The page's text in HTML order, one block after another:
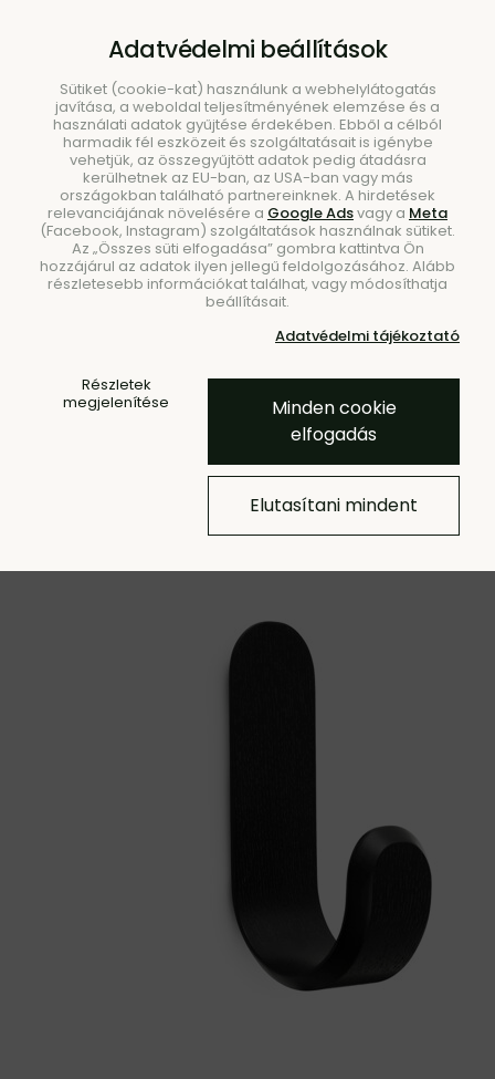
Keresés
Curve akasztó – fekete
Adatvédelmi beállítások
Sütiket (cookie-kat) használunk a webhelylátogatás
javítása, a weboldal teljesítményének elemzése és a
használati adatok gyűjtése érdekében. Ebből a célból
harmadik fél eszközeit és szolgáltatásait is igénybe
vehetjük, az összegyűjtött adatok pedig átadásra
kerülhetnek az EU-ban, az USA-ban vagy más
országokban található partnereinknek. A hirdetések
relevanciájának növelésére a Google Adsvagy a Meta
(Facebook, Instagram) szolgáltatások használnak sütiket.
Az „Összes süti elfogadása” gombra kattintva Ön
hozzájárul az adatok ilyen jellegű feldolgozásához. Alább
részletesebb információkat találhat, vagy módosíthatja
beállításait.
Adatvédelmi tájékoztató
Részletek
megjelenítése
Minden cookie
elfogadás
Elutasítani mindent